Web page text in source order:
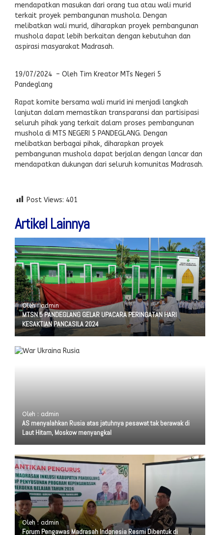
mendapatkan masukan dari orang tua atau wali murid
terkait proyek pembangunan mushola. Dengan
melibatkan wali murid, diharapkan proyek pembangunan
mushola dapat lebih berkaitan dengan kebutuhan dan
aspirasi masyarakat Madrasah.
19/07/2024 – Oleh Tim Kreator MTs Negeri 5
Pandeglang
Rapat komite bersama wali murid ini menjadi langkah
lanjutan dalam memastikan transparansi dan partisipasi
seluruh pihak yang terkait dalam proses pembangunan
mushola di MTS NEGERI 5 PANDEGLANG. Dengan
melibatkan berbagai pihak, diharapkan proyek
pembangunan mushola dapat berjalan dengan lancar dan
mendapatkan dukungan dari seluruh komunitas Madrasah.
Post Views: 401
Artikel Lainnya
Oleh : admin
MTSN 5 PANDEGLANG GELAR UPACARA PERINGATAN HARI
KESAKTIAN PANCASILA 2024
Oleh : admin
AS menyalahkan Rusia atas jatuhnya pesawat tak berawak di
Laut Hitam, Moskow menyangkal
Oleh : admin
Forum Pengawas Madrasah Indonesia Resmi Dibentuk di